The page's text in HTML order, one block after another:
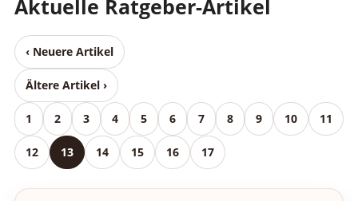
Aktuelle Ratgeber-Artikel
‹ Neuere Artikel
1 2 3 4 5 6 7 8 9 10 11
12 13 14 15 16 17
Ältere Artikel ›